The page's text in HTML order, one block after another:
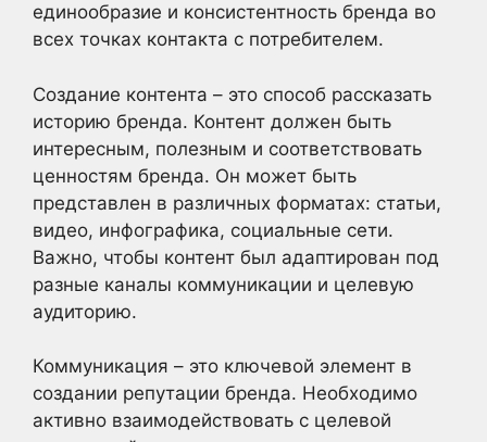
единообразие и консистентность бренда во
всех точках контакта с потребителем.
Создание контента – это способ рассказать
историю бренда. Контент должен быть
интересным, полезным и соответствовать
ценностям бренда. Он может быть
представлен в различных форматах: статьи,
видео, инфографика, социальные сети.
Важно, чтобы контент был адаптирован под
разные каналы коммуникации и целевую
аудиторию.
Коммуникация – это ключевой элемент в
создании репутации бренда. Необходимо
активно взаимодействовать с целевой